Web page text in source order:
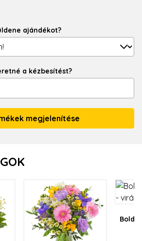
ajándékot?
a kézbesítést?